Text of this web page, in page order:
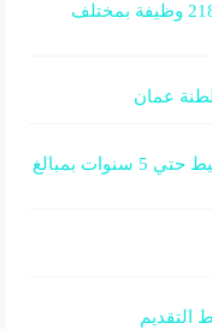
وظائف وزارة الدفاع 1443 للجنسين 2181 وظيفة بمختلف
عمان
تمويل بإيداع فورى بدون كفيل وبالتقسيط حتي 5 سنوات بمبالغ